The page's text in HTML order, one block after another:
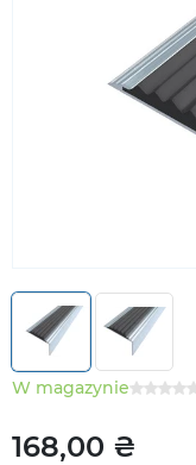
W magazynie
168,00 ₴